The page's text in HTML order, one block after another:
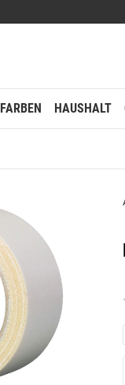
FARBEN HAUSHALT